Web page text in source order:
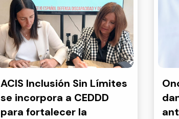
ACIS Inclusión Sin Límites
se incorpora a CEDDD
para fortalecer la